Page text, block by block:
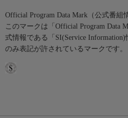
Official Program Data Mark（公式番組
このマークは「Official Program Data
式情報である「SI(Service
のみ表記が許されているマークです。